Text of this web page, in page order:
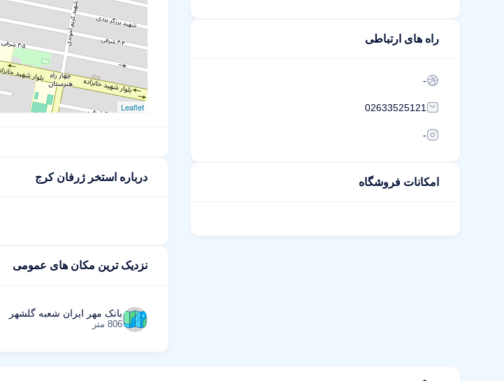
راه های ارتباطی
-
02633525121
-
امکانات فروشگاه
Leaflet
درباره استخر ژرفان کرج
نزدیک ترین مکان های عمومی
بانک مهر ایران شعبه گلشهر
806 متر